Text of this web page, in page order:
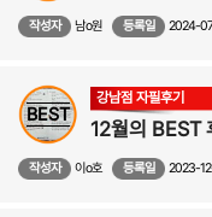
작성자 남o원 등록일 2024-
BEST
강남점 자필후기
작성자 이o호 등록일 2023-